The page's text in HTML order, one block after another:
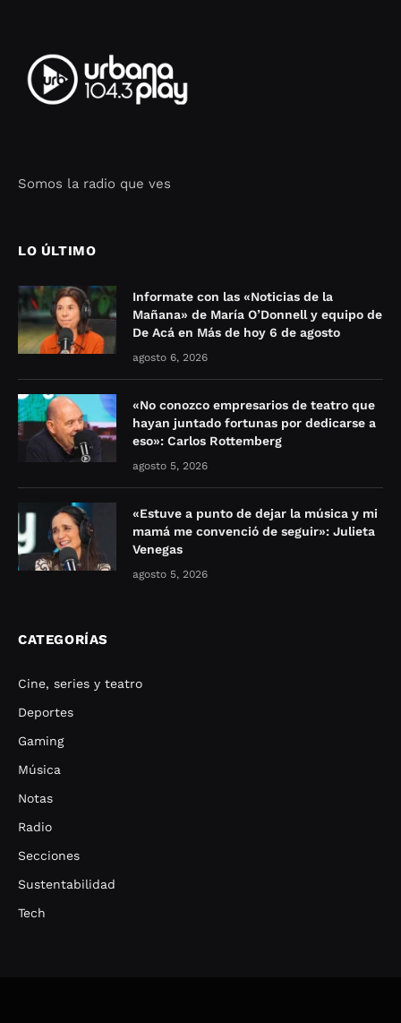
Somos la radio que ves
LO ÚLTIMO
Informate con las «Noticias de la
Mañana» de María O’Donnell y equipo de
De Acá en Más de hoy 6 de agosto
agosto 6, 2026
«No conozco empresarios de teatro que
hayan juntado fortunas por dedicarse a
eso»: Carlos Rottemberg
agosto 5, 2026
«Estuve a punto de dejar la música y mi
mamá me convenció de seguir»: Julieta
Venegas
agosto 5, 2026
CATEGORÍAS
Cine, series y teatro
Deportes
Gaming
Música
Notas
Radio
Secciones
Sustentabilidad
Tech